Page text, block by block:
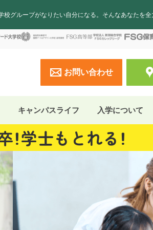
校グループがなりたい自分になる。そんなあなたを全
お問い合わせ
キャンパスライフ 入学について
学士もとれる！